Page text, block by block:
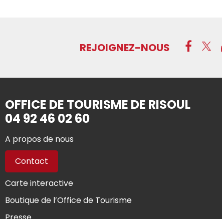
REJOIGNEZ-NOUS
OFFICE DE TOURISME DE RISOUL
04 92 46 02 60
A propos de nous
Contact
Carte interactive
Boutique de l’Office de Tourisme